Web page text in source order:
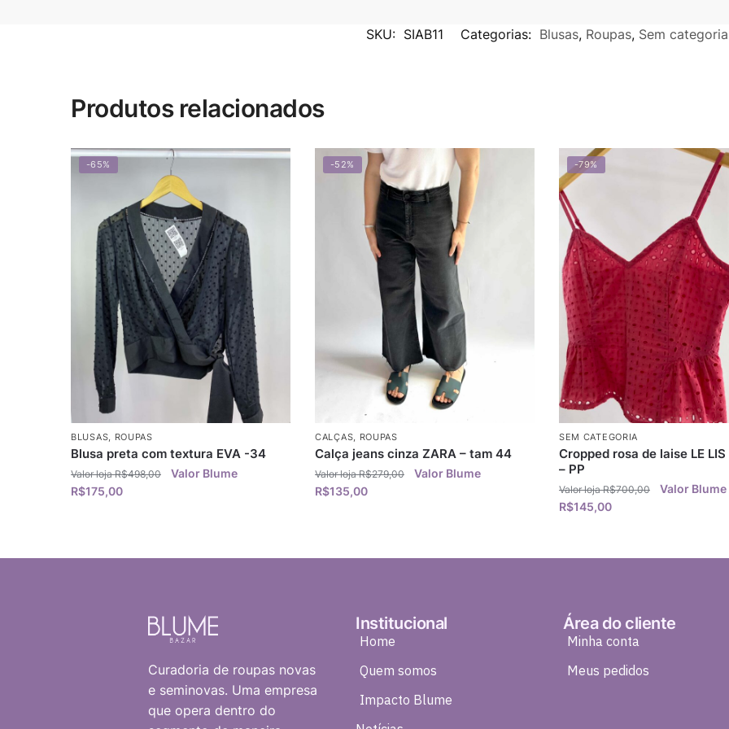
SKU: SIAB11 Categorias: Blusas, Roupas, Sem categoria
Produtos relacionados
-65%
BLUSAS ROUPAS
Blusa preta com textura EVA -34
R$498,00
R$175,00
-52%
CALÇAS ROUPAS
Calça jeans cinza ZARA – tam 44
R$279,00
R$135,00
-79%
SEM CATEGORIA
Cropped rosa de laise LE LIS
– PP
R$700,00
R$145,00
Curadoria de roupas novas
e seminovas. Uma empresa
que opera dentro do
Institucional
Home
Quem somos
Impacto Blume
Área do cliente
Minha conta
Meus pedidos